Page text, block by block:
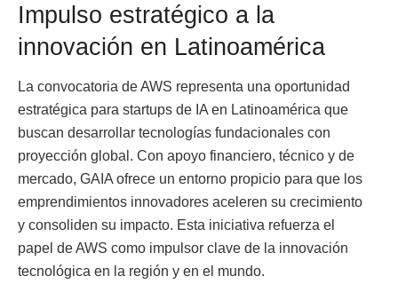
Impulso estratégico a la
innovación en Latinoamérica
La convocatoria de AWS representa una oportunidad
estratégica para startups de IA en Latinoamérica que
buscan desarrollar tecnologías fundacionales con
proyección global. Con apoyo financiero, técnico y de
mercado, GAIA ofrece un entorno propicio para que los
emprendimientos innovadores aceleren su crecimiento
y consoliden su impacto. Esta iniciativa refuerza el
papel de AWS como impulsor clave de la innovación
tecnológica en la región y en el mundo.